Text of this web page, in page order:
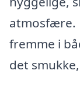
atmosfære.
fremme i
det